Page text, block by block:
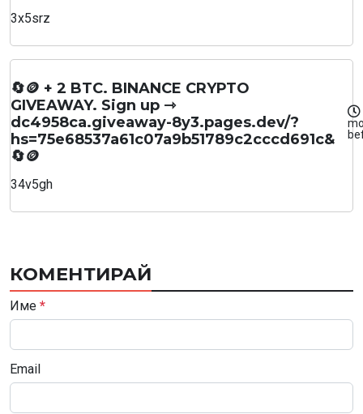
3x5srz
🔄🪙 + 2 BTC. BINANCE CRYPTO
GIVEAWAY. Sign up ⇾
dc4958ca.giveaway-8y3.pages.dev/?
hs=75e68537a61c07a9b51789c2cccd691c&
🔄🪙
34v5gh
КОМЕНТИРАЙ
Име *
Email